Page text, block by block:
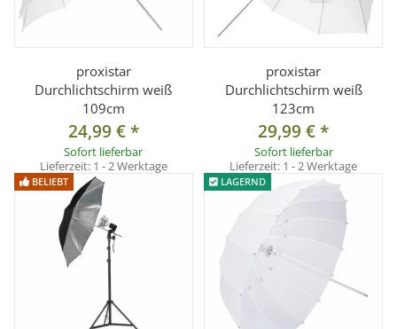
1x proxistar Deep Parabol Studioschirm weiß 105 cm
proxistar
Durchlichtschirm weiß
109cm
24,99 €*
Sofort lieferbar
Lieferzeit: 1 - 2 Werktage
proxistar
Durchlichtschirm weiß
123cm
29,99 €*
Sofort lieferbar
Lieferzeit: 1 - 2 Werktage
BELIEBT LAGERND